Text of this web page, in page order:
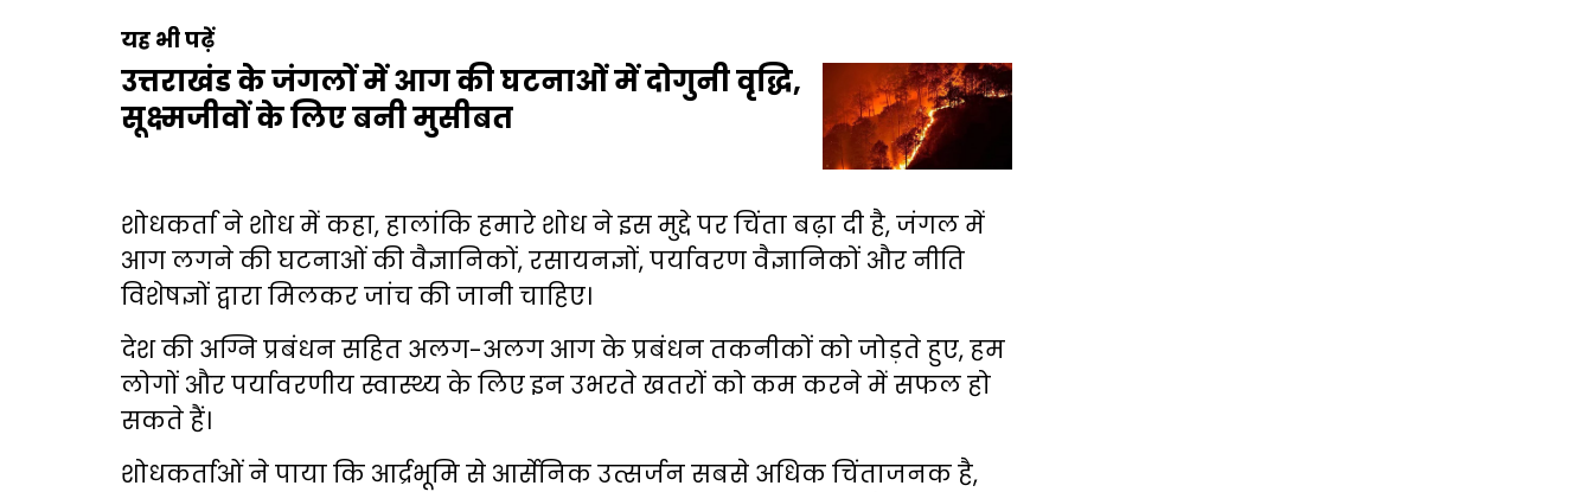
यह भी पढ़ें
उत्तराखंड के जंगलों में आग की घटनाओं में दोगुनी वृद्धि,
सूक्ष्मजीवों के लिए बनी मुसीबत
शोधकर्ता ने शोध में कहा, हालांकि हमारे शोध ने इस मुद्दे पर चिंता बढ़ा दी है, जंगल में
आग लगने की घटनाओं की वैज्ञानिकों, रसायनज्ञों, पर्यावरण वैज्ञानिकों और नीति
विशेषज्ञों द्वारा मिलकर जांच की जानी चाहिए।
देश की अग्नि प्रबंधन सहित अलग-अलग आग के प्रबंधन तकनीकों को जोड़ते हुए, हम
लोगों और पर्यावरणीय स्वास्थ्य के लिए इन उभरते खतरों को कम करने में सफल हो
सकते हैं।
शोधकर्ताओं ने पाया कि आर्द्रभूमि से आर्सेनिक उत्सर्जन सबसे अधिक चिंताजनक है,